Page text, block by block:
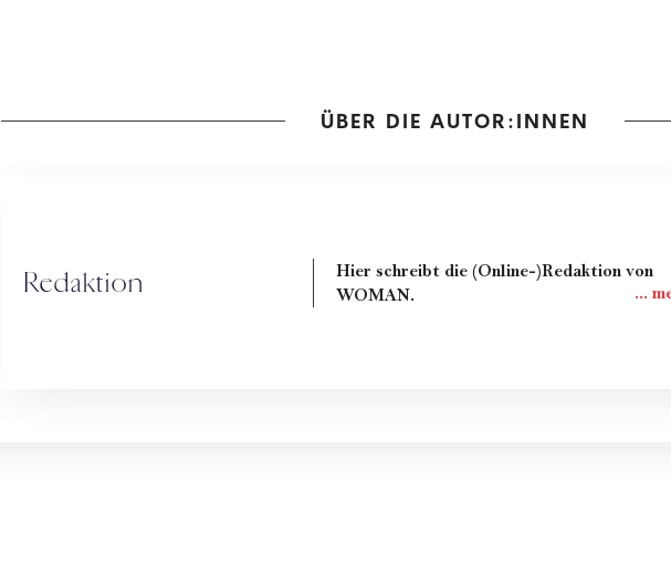
ÜBER DIE AUTOR:INNEN
Redaktion
Hier schreibt die (Online-)Redaktion von
WOMAN.